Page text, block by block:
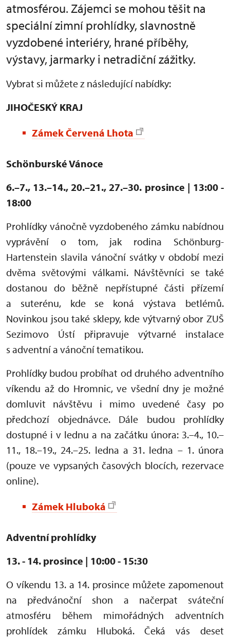
atmosférou. Zájemci se mohou těšit na
speciální zimní prohlídky, slavnostně
vyzdobené interiéry, hrané příběhy,
výstavy, jarmarky i netradiční zážitky.
Vybrat si můžete z následující nabídky:
JIHOČESKÝ KRAJ
Zámek Červená Lhota
Schönburské Vánoce
6.–7., 13.–14., 20.–21., 27.–30. prosince | 13:00 -
18:00
Prohlídky vánočně vyzdobeného zámku nabídnou
vyprávění o tom, jak rodina Schönburg-
Hartenstein slavila vánoční svátky v období mezi
dvěma světovými válkami. Návštěvníci se také
dostanou do běžně nepřístupné části přízemí
a suterénu, kde se koná výstava betlémů.
Novinkou jsou také sklepy, kde výtvarný obor ZUŠ
Sezimovo Ústí připravuje výtvarné instalace
s adventní a vánoční tematikou.
Prohlídky budou probíhat od druhého adventního
víkendu až do Hromnic, ve všední dny je možné
domluvit návštěvu i mimo uvedené časy po
předchozí objednávce. Dále budou prohlídky
dostupné i v lednu a na začátku února: 3.–4., 10.–
11., 18.–19., 24.–25. ledna a 31. ledna – 1. února
(pouze ve vypsaných časových blocích, rezervace
online).
Zámek Hluboká
Adventní prohlídky
13. - 14. prosince | 10:00 - 15:30
O víkendu 13. a 14. prosince můžete zapomenout
na předvánoční shon a načerpat sváteční
atmosféru během mimořádných adventních
prohlídek zámku Hluboká. Čeká vás deset